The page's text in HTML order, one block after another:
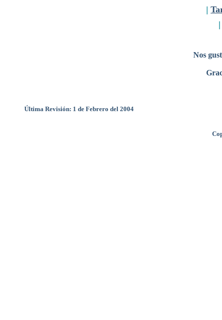
|
Nos
Última Revisión: 1 de Febrero del 2004